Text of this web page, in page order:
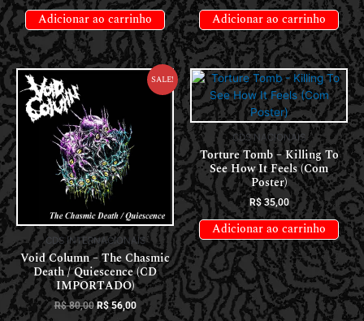
Adicionar ao carrinho Adicionar ao carrinho
Sale!
CDS INTERNACIONAIS
Void Column – The Chasmic
Death / Quiescence (CD
IMPORTADO)
R$80,00 R$56,00
CDS NACIONAIS
Torture Tomb – Killing To
See How It Feels (Com
Poster)
R$35,00
Adicionar ao carrinho